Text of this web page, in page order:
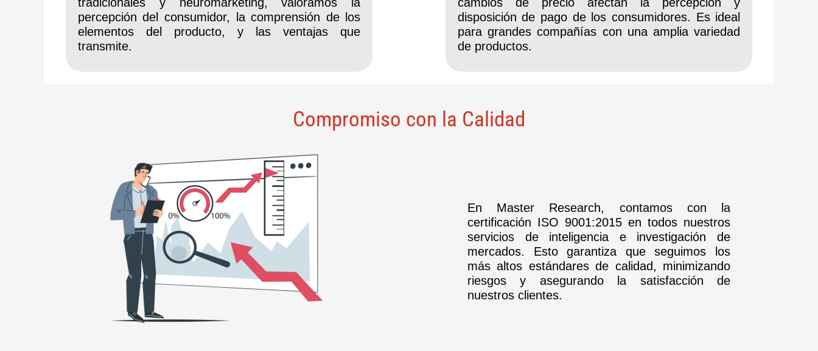
percepción del consumidor, la comprensión de los
elementos del producto, y las ventajas que
transmite.
disposición de pago de los consumidores. Es ideal
para grandes compañías con una amplia variedad
de productos.
Compromiso con la Calidad
En Master Research, contamos con la
certificación ISO 9001:2015 en todos nuestros
servicios de inteligencia e investigación de
mercados. Esto garantiza que seguimos los
más altos estándares de calidad, minimizando
riesgos y asegurando la satisfacción de
nuestros clientes.